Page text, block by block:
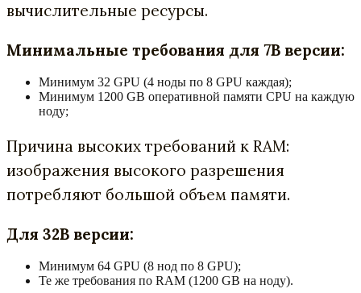
вычислительные ресурсы.
Минимальные требования для 7B версии:
Минимум 32 GPU (4 ноды по 8 GPU каждая);
Минимум 1200 GB оперативной памяти CPU на каждую
ноду;
Причина высоких требований к RAM:
изображения высокого разрешения
потребляют большой объем памяти.
Для 32B версии:
Минимум 64 GPU (8 нод по 8 GPU);
Те же требования по RAM (1200 GB на ноду).